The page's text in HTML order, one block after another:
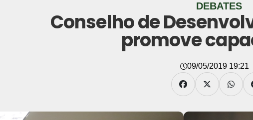
DEBATES
Conselho de
promove
09/05/2019 19:21